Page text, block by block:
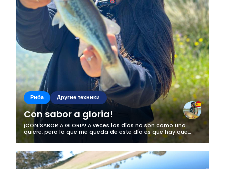
Риба Другие техники
Con sabor a gloria!
¡CON SABOR A GLORIA! A veces los días no son como uno
quiere, pero lo que me queda de este día es que hay que
sacarle el lado bueno a las cosas. Esta vez nos disponiamos
a salir de casa tan pronto...